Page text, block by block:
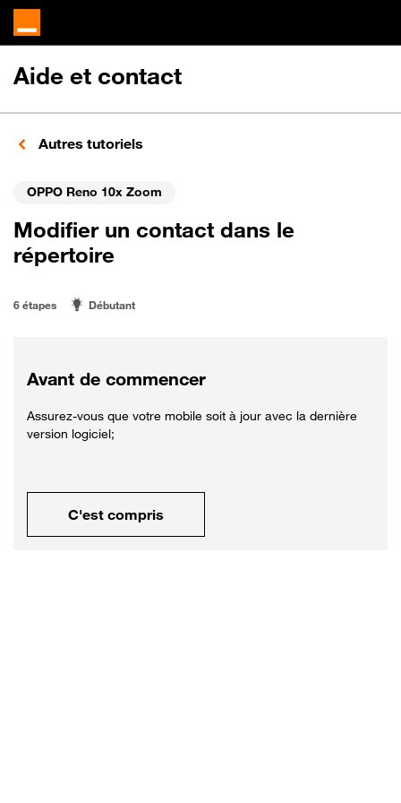
Aide et contact
Autres tutoriels
OPPO Reno 10x Zoom
Modifier un contact dans le
répertoire
6 étapes Débutant
Avant de commencer
Assurez-vous que votre mobile soit à jour avec la dernière
version logiciel;
C'est compris